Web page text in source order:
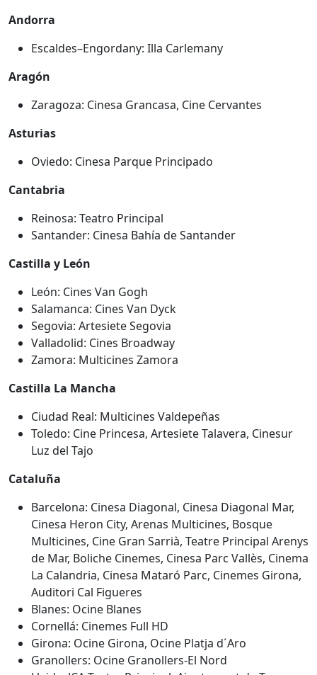
Andorra
Escaldes–Engordany: Illa Carlemany
Aragón
Zaragoza: Cinesa Grancasa, Cine Cervantes
Asturias
Oviedo: Cinesa Parque Principado
Cantabria
Reinosa: Teatro Principal
Santander: Cinesa Bahía de Santander
Castilla y León
León: Cines Van Gogh
Salamanca: Cines Van Dyck
Segovia: Artesiete Segovia
Valladolid: Cines Broadway
Zamora: Multicines Zamora
Castilla La Mancha
Ciudad Real: Multicines Valdepeñas
Toledo: Cine Princesa, Artesiete Talavera, Cinesur
Luz del Tajo
Cataluña
Barcelona: Cinesa Diagonal, Cinesa Diagonal Mar,
Cinesa Heron City, Arenas Multicines, Bosque
Multicines, Cine Gran Sarrià, Teatre Principal Arenys
de Mar, Boliche Cinemes, Cinesa Parc Vallès, Cinema
La Calandria, Cinesa Mataró Parc, Cinemes Girona,
Auditori Cal Figueres
Blanes: Ocine Blanes
Cornellá: Cinemes Full HD
Girona: Ocine Girona, Ocine Platja d´Aro
Granollers: Ocine Granollers-El Nord